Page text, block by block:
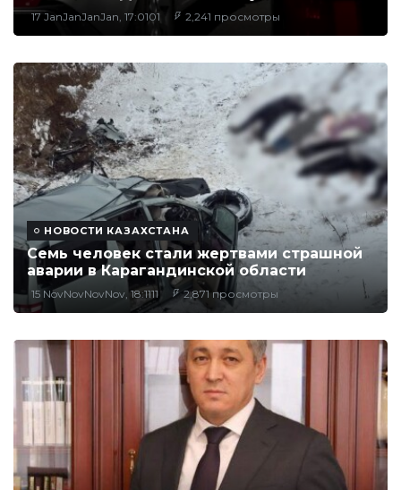
17 JanJanJanJan, 17:0101 2,241 просмотры
НОВОСТИ КАЗАХСТАНА
Семь человек стали жертвами страшной
аварии в Карагандинской области
15 NovNovNovNov, 18:1111 2,871 просмотры